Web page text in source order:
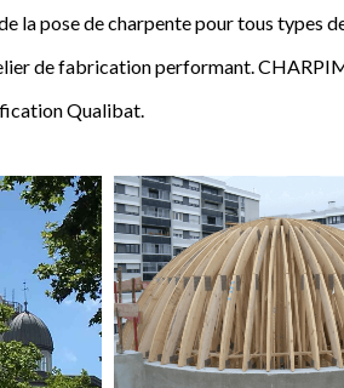
la pose de charpente pour tous types
de fabrication performant.
Qualibat.